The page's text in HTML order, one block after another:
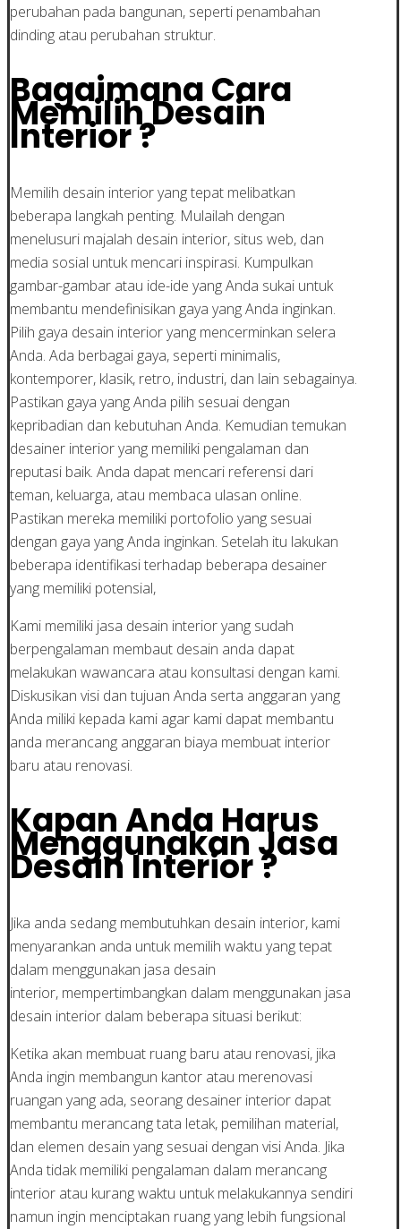
perubahan pada bangunan, seperti penambahan
dinding atau perubahan struktur.
Bagaimana Cara
Memilih Desain
Interior ?
Memilih desain interior yang tepat melibatkan
beberapa langkah penting. Mulailah dengan
menelusuri majalah desain interior, situs web, dan
media sosial untuk mencari inspirasi. Kumpulkan
gambar-gambar atau ide-ide yang Anda sukai untuk
membantu mendefinisikan gaya yang Anda inginkan.
Pilih gaya desain interior yang mencerminkan selera
Anda. Ada berbagai gaya, seperti minimalis,
kontemporer, klasik, retro, industri, dan lain sebagainya.
Pastikan gaya yang Anda pilih sesuai dengan
kepribadian dan kebutuhan Anda. Kemudian temukan
desainer interior yang memiliki pengalaman dan
reputasi baik. Anda dapat mencari referensi dari
teman, keluarga, atau membaca ulasan online.
Pastikan mereka memiliki portofolio yang sesuai
dengan gaya yang Anda inginkan. Setelah itu lakukan
beberapa identifikasi terhadap beberapa desainer
yang memiliki potensial,
Kami memiliki jasa desain interior yang sudah
berpengalaman membaut desain anda dapat
melakukan wawancara atau konsultasi dengan kami.
Diskusikan visi dan tujuan Anda serta anggaran yang
Anda miliki kepada kami agar kami dapat membantu
anda merancang anggaran biaya membuat interior
baru atau renovasi.
Kapan Anda Harus
Menggunakan Jasa
Desain Interior ?
Jika anda sedang membutuhkan desain interior, kami
menyarankan anda untuk memilih waktu yang tepat
dalam menggunakan jasa desain
interior, mempertimbangkan dalam menggunakan jasa
desain interior dalam beberapa situasi berikut:
Ketika akan membuat ruang baru atau renovasi, jika
Anda ingin membangun kantor atau merenovasi
ruangan yang ada, seorang desainer interior dapat
membantu merancang tata letak, pemilihan material,
dan elemen desain yang sesuai dengan visi Anda. Jika
Anda tidak memiliki pengalaman dalam merancang
interior atau kurang waktu untuk melakukannya sendiri
namun ingin menciptakan ruang yang lebih fungsional